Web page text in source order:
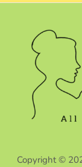
Copyright ©